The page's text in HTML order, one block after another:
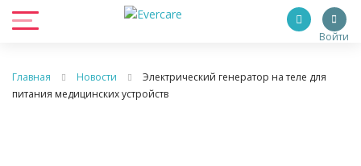
Войти
Главная Новости
Электрический генератор на теле для
питания медицинских устройств